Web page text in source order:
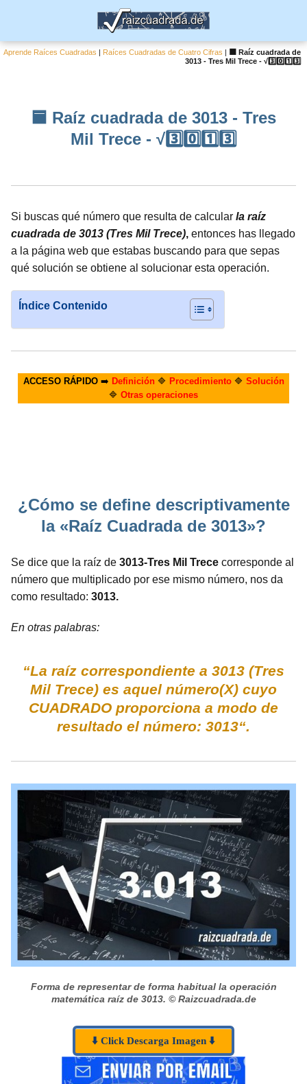
Aprende Raíces Cuadradas | Raíces Cuadradas de Cuatro Cifras |
🟦 Raíz cuadrada de
3013 - Tres Mil Trece - √3️⃣0️⃣1️⃣3️⃣
🟦 Raíz cuadrada de 3013 - Tres
Mil Trece - √3️⃣0️⃣1️⃣3️⃣
Si buscas qué número que resulta de calcular la raíz
cuadrada de 3013 (Tres Mil Trece), entonces has llegado
a la página web que estabas buscando para que sepas
qué solución se obtiene al solucionar esta operación.
Índice Contenido
ACCESO RÁPIDO➡️ Definición🔷 Procedimiento🔷 Solución
🔷 Otras operaciones
¿Cómo se define descriptivamente
la «Raíz Cuadrada de 3013»?
Se dice que la raíz de 3013-Tres Mil Trece corresponde al
número que multiplicado por ese mismo número, nos da
como resultado: 3013.
En otras palabras:
“La raíz correspondiente a 3013 (Tres
Mil Trece) es aquel número(X) cuyo
CUADRADO proporciona a modo de
resultado el número: 3013“.
Forma de representar de forma habitual la operación
matemática raíz de 3013. © Raizcuadrada.de
⬇️ Click Descarga Imagen ⬇️